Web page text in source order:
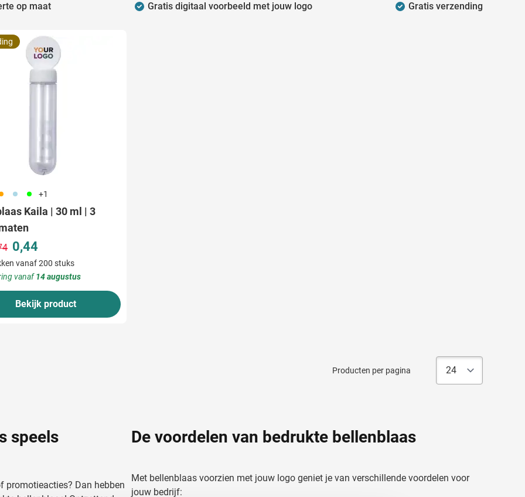
& Keuken categorie
& Veiligheid categorie
& Vrije tijd categorie
& Kids categorie
op maat Gratis digitaal voorbeeld met jouw logo Gratis verzending
018 019 +1
Kaila | 30 ml | 3
Normale prijs
0,44
vanaf 200 stuks
vanaf14 augustus
Bekijk product
Producten per pagina
speels
promotieacties? Dan hebben
De voordelen van bedrukte bellenblaas
Met bellenblaas voorzien met jouw logo geniet je van verschillende voordelen voor
jouw bedrijf: